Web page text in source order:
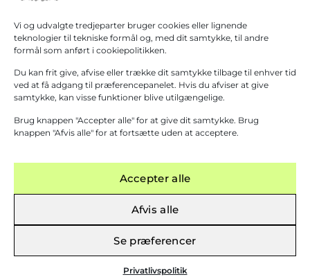
Vi og udvalgte tredjeparter bruger cookies eller lignende
teknologier til tekniske formål og, med dit samtykke, til andre
formål som anført i cookiepolitikken.
Du kan frit give, afvise eller trække dit samtykke tilbage til enhver tid
ved at få adgang til præferencepanelet. Hvis du afviser at give
samtykke, kan visse funktioner blive utilgængelige.
Brug knappen "Accepter alle" for at give dit samtykke. Brug
knappen "Afvis alle" for at fortsætte uden at acceptere.
Accepter alle
Afvis alle
Se præferencer
Privatlivspolitik
fragt!
Gå til
Kontakt os
Butikken
Mandag - tirsdag: 10:00 - 16.30
Torsdag - fredag: 10:00 - 16.30
Lørdag: 10:00 - 13:00 Første lørdag i måneden
(1. September – 31. Marts)
Grupper modtages gerne efter aftale.
FYSISK BUTIK I KØGE─KURSER AFHOLDES
CVR: 27867774​Designet af Auxo.dk
Privatlivspolitik Cookiepolitik Handelsbetingelser